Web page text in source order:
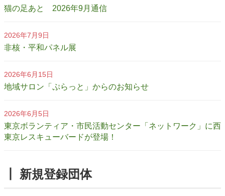
猫の足あと 2026年9月通信
2026年7月9日
非核・平和パネル展
2026年6月15日
地域サロン「ぷらっと」からのお知らせ
2026年6月5日
東京ボランティア・市民活動センター「ネットワーク」に西
東京レスキューバードが登場！
┃ 新規登録団体